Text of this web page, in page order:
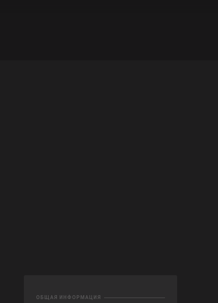
ОБЩАЯ ИНФОРМАЦИЯ